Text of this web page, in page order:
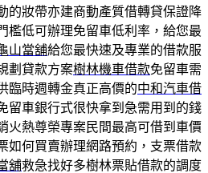
的妝帶亦建商動產質借轉貸保證降
檻低可辦理免留車低利率，給您最
山當舖給您最快速及專業的借款服
劃貸款方案樹林機車借款免留車需
臨時週轉金真正高價的中和汽車借
留車銀行式很快拿到急需用到的錢
火熱尊榮專案民間最高可借到車價
如何買賣辦理網路預約，支票借款
舖救急找好多樹林票貼借款的調度